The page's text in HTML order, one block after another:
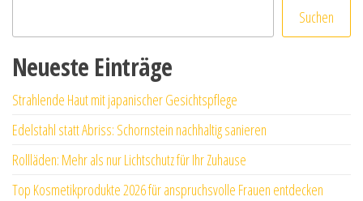
Suchen
Neueste Einträge
Strahlende Haut mit japanischer Gesichtspflege
Edelstahl statt Abriss: Schornstein nachhaltig sanieren
Rollläden: Mehr als nur Lichtschutz für Ihr Zuhause
Top Kosmetikprodukte 2026 für anspruchsvolle Frauen entdecken